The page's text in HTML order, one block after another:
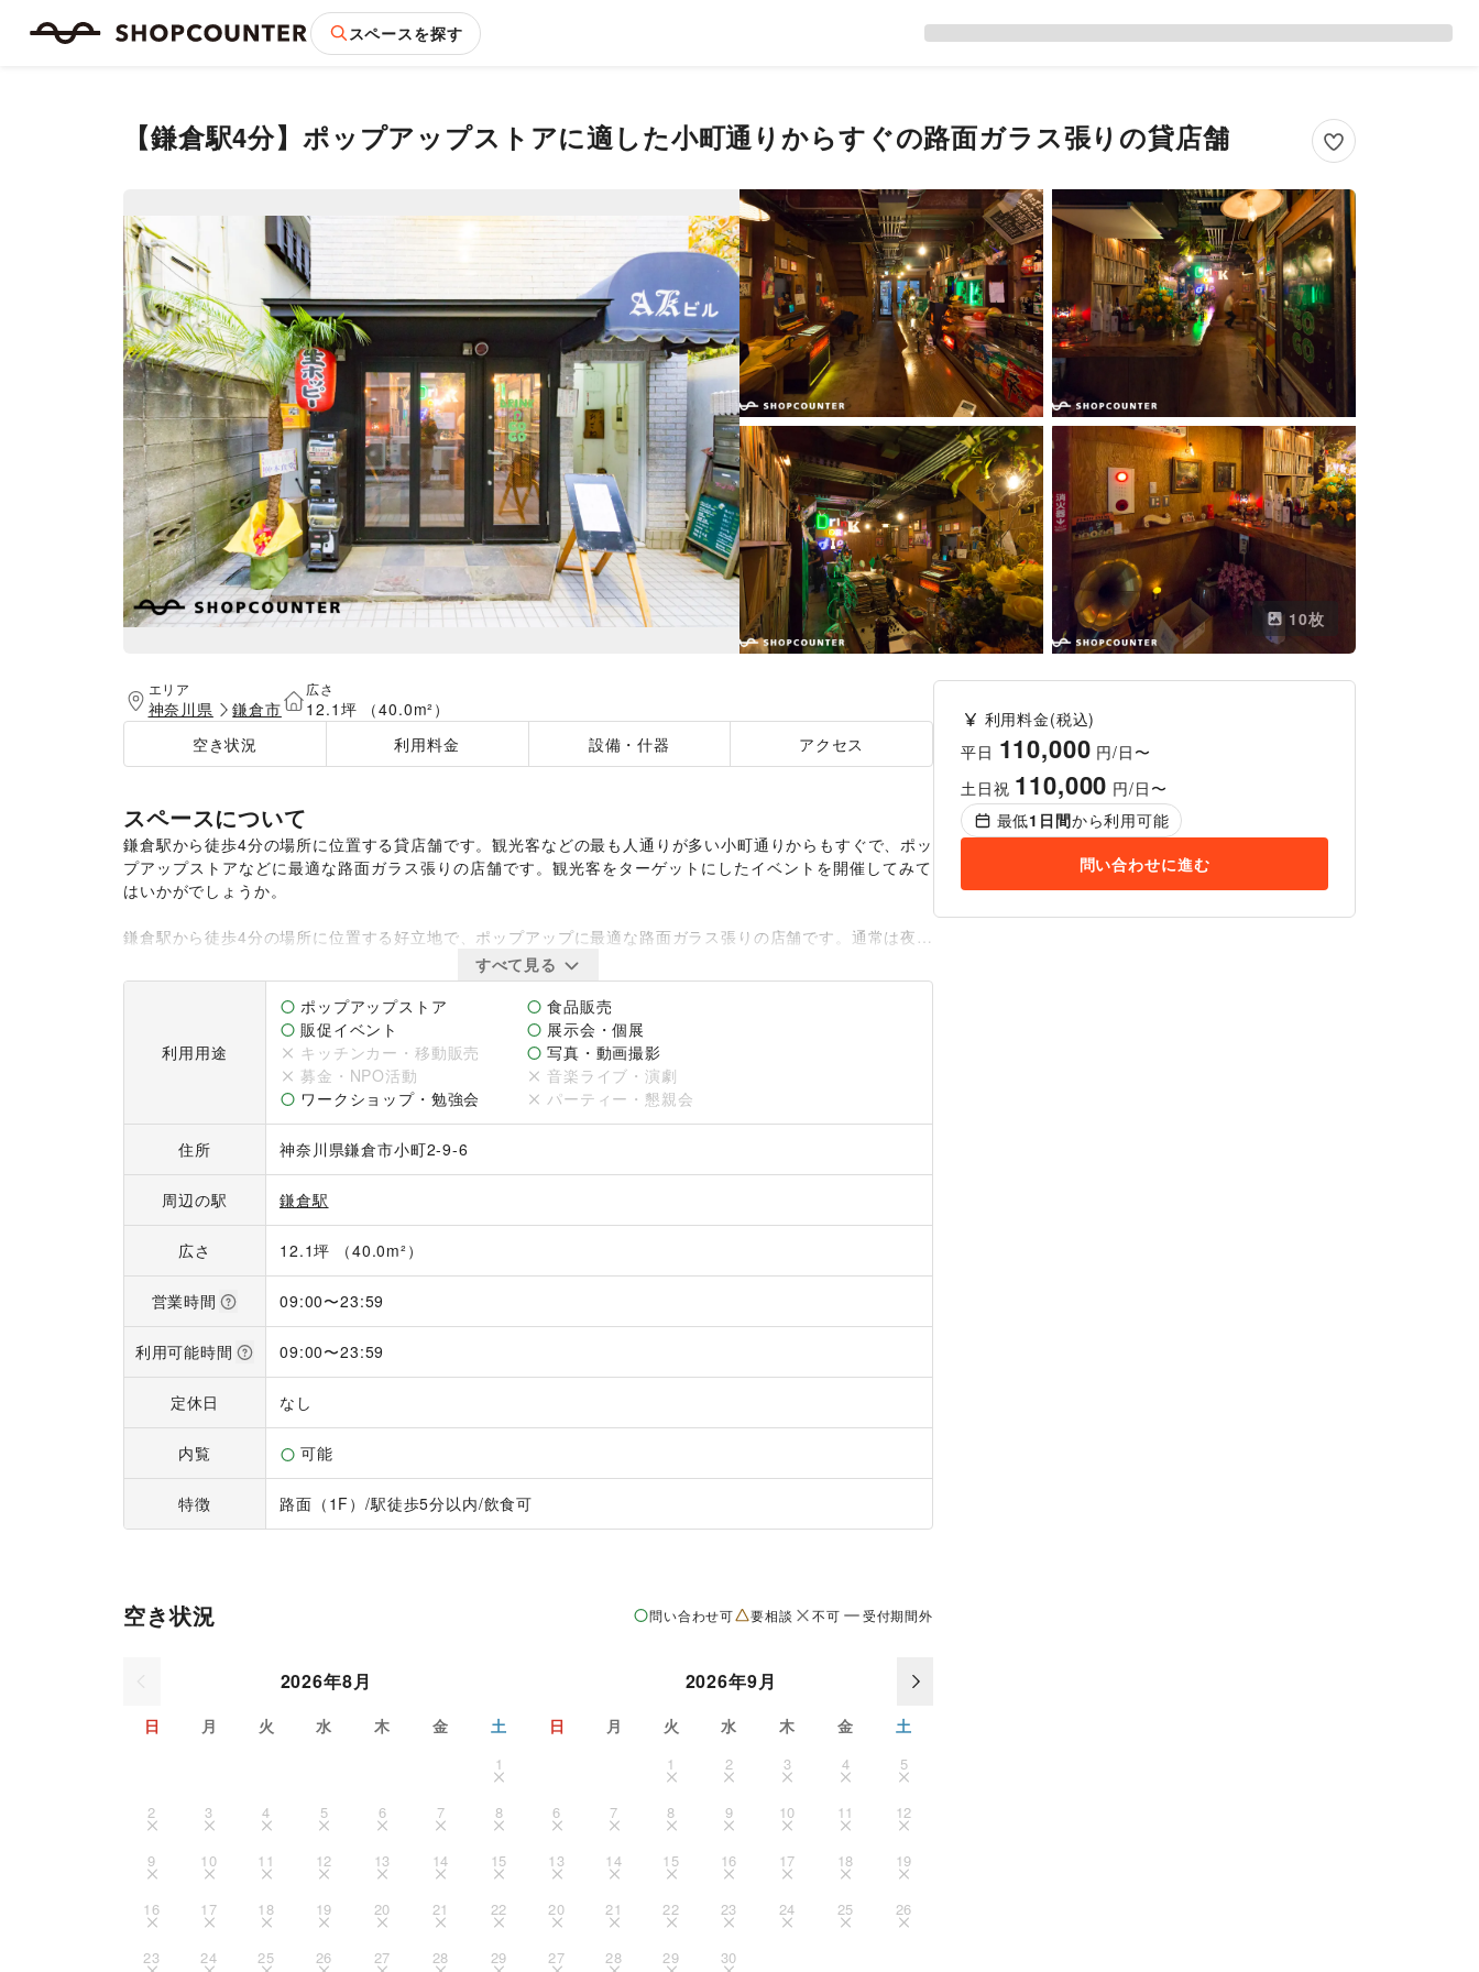
スペースを探す
【鎌倉駅4分】ポップアップストアに適した小町通りからすぐの路面ガラス張りの貸店舗
10枚
エリア
神奈川県 鎌倉市
広さ
12.1坪 （40.0m²）
空き状況
利用料金 設備・什器 アクセス
スペースについて
鎌倉駅から徒歩4分の場所に位置する貸店舗です。観光客などの最も人通りが多い小町通りからもすぐで、ポッ
プアップストアなどに最適な路面ガラス張りの店舗です。観光客をターゲットにしたイベントを開催してみて
はいかがでしょうか。
鎌倉駅から徒歩4分の場所に位置する好立地で、ポップアップに最適な路面ガラス張りの店舗です。通常は夜飲
食店を運営しております。オーナーこだわりの空間は2017年12月にオープンしたばかりの新しい飲食店です。
装飾を活かした企画を実施してみませんか？展示会はもちろん、ポップアップストアや1日カフェ（BAR)など
もご相談ください。1日単位での利用もご相談可能ですので、お気軽にご連絡ください。
【利用料金（税込）】
110,000円／日（営業保証金含む）
22,000円／09:00〜16:00
【利用時間】
※時間外利用に関してはご相談くださいませ。
すべて見る
利用用途
ポップアップストア
食品販売
販促イベント
展示会・個展
キッチンカー・移動販売
写真・動画撮影
募金・NPO活動
音楽ライブ・演劇
ワークショップ・勉強会
パーティー・懇親会
住所 神奈川県鎌倉市小町2-9-6
周辺の駅 鎌倉駅
広さ 12.1坪 （40.0m²）
営業時間 09:00〜23:59
利用可能時間 09:00〜23:59
定休日 なし
内覧 可能
特徴 路面（1F）/駅徒歩5分以内/飲食可
空き状況 問い合わせ可 要相談 不可 受付期間外
2026年8月
日 月 火 水 木 金 土
1
2 3 4 5 6 7 8
9 10 11 12 13 14 15
16 17 18 19 20 21 22
23 24 25 26 27 28 29
2026年9月
日 月 火 水 木 金 土
1 2 3 4 5
6 7 8 9 10 11 12
13 14 15 16 17 18 19
20 21 22 23 24 25 26
27 28 29 30
利用料金(税込)
平日 110,000 円/日〜
土日祝 110,000 円/日〜
最低1 日間から利用可能
問い合わせに進む